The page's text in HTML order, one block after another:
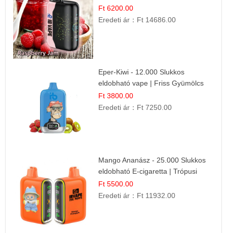
Gyümölcs Íz
Ft 6200.00
Eredeti ár： Ft 14686.00
Eper-Kiwi - 12.000 Slukkos
eldobható vape | Friss Gyümölcs
Kombináció
Ft 3800.00
Eredeti ár： Ft 7250.00
Mango Ananász - 25.000 Slukkos
eldobható E-cigaretta | Trópusi
Ízélmény
Ft 5500.00
Eredeti ár： Ft 11932.00